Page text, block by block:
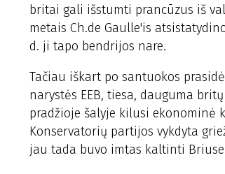
britai gali išstumti prancūzus iš
metais Ch.de Gaulle'is
d. ji tapo bendrijos nare.
Tačiau iškart po santuokos
narystės EEB, tiesa, dauguma
pradžioje šalyje kilusi ekonominė
Konservatorių partijos vykdyta
jau tada buvo imtas kaltinti